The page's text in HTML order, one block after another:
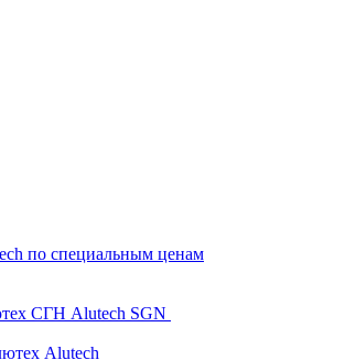
по специальным ценам
СГН Alutech SGN
Alutech